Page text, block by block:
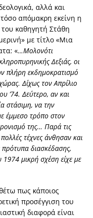
αλλά και
απόμακρη εκείνη η
του καθηγητή Στάθη
με τίτλο «Μια
«…Μολονότι
Δεξιάς, οι
πλήρη εκδημοκρατισμό
Δίχως τον Απρίλιο
’74. Δεύτερο, αν και
στάσιμη, να την
έμμεσο τρόπο στον
της… Παρά τις
τέχνες άνθησαν και
πρότυπα διασκέδασης,
μικρή σχέση είχε με
πως κάποιος
προσέγγιση του
διαφορά είναι